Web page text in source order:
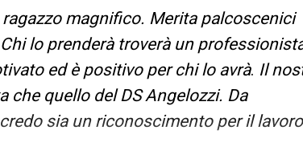
magnifico. Merita palcoscenici
lo prenderà troverà un
ed è positivo per chi lo avrà. Il
quello del DS Angelozzi. Da
sia un riconoscimento per il lavoro